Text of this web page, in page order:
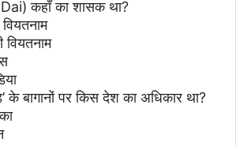
कहाँ का शासक था?
वियतनाम
के बागानों पर किस देश का अधिकार था?